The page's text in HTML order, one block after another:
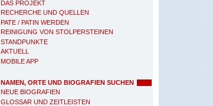
DAS PROJEKT
RECHERCHE UND QUELLEN
PATE / PATIN WERDEN
REINIGUNG VON STOLPERSTEINEN
STANDPUNKTE
AKTUELL
MOBILE APP
NAMEN, ORTE UND BIOGRAFIEN SUCHEN
NEUE BIOGRAFIEN
GLOSSAR UND ZEITLEISTEN